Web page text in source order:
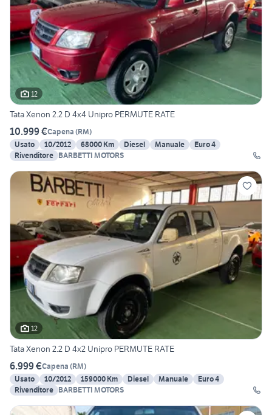
12
Tata Xenon 2.2 D 4x4 Unipro PERMUTE RATE
10.999 €Capena (RM)
Usato
10/2012 68000 Km Diesel Manuale
Euro 4
Rivenditore BARBETTI MOTORS
12
Tata Xenon 2.2 D 4x2 Unipro PERMUTE RATE
6.999 €Capena (RM)
Usato
10/2012 159000 Km Diesel Manuale
Euro 4
Rivenditore BARBETTI MOTORS